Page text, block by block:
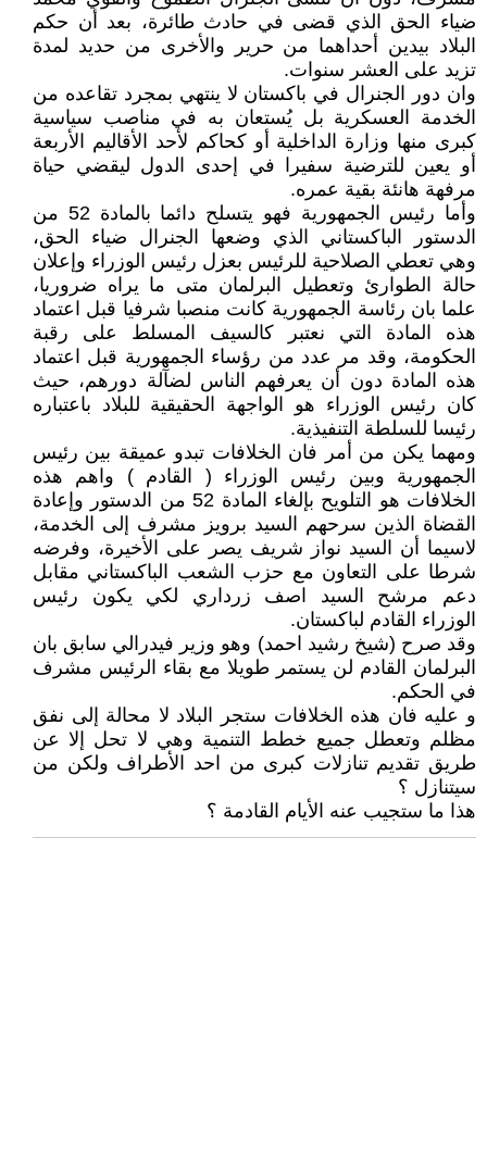
ضياء الحق الذي قضى في حادث طائرة، بعد أن حكم
البلاد بيدين أحداهما من حرير والأخرى من حديد لمدة
تزيد على العشر سنوات.
وان دور الجنرال في باكستان لا ينتهي بمجرد تقاعده من
الخدمة العسكرية بل يُستعان به في مناصب سياسية
كبرى منها وزارة الداخلية أو كحاكم لأحد الأقاليم الأربعة
أو يعين للترضية سفيرا في إحدى الدول ليقضي حياة
مرفهة هانئة بقية عمره.
وأما رئيس الجمهورية فهو يتسلح دائما بالمادة 52 من
الدستور الباكستاني الذي وضعها الجنرال ضياء الحق،
وهي تعطي الصلاحية للرئيس بعزل رئيس الوزراء وإعلان
حالة الطوارئ وتعطيل البرلمان متى ما يراه ضروريا،
علما بان رئاسة الجمهورية كانت منصبا شرفيا قبل اعتماد
هذه المادة التي نعتبر كالسيف المسلط على رقبة
الحكومة، وقد مر عدد من رؤساء الجمهورية قبل اعتماد
هذه المادة دون أن يعرفهم الناس لضآلة دورهم، حيث
كان رئيس الوزراء هو الواجهة الحقيقية للبلاد باعتباره
رئيسا للسلطة التنفيذية.
ومهما يكن من أمر فان الخلافات تبدو عميقة بين رئيس
الجمهورية وبين رئيس الوزراء ( القادم ) واهم هذه
الخلافات هو التلويح بإلغاء المادة 52 من الدستور وإعادة
القضاة الذين سرحهم السيد برويز مشرف إلى الخدمة،
لاسيما أن السيد نواز شريف يصر على الأخيرة، وفرضه
شرطا على التعاون مع حزب الشعب الباكستاني مقابل
دعم مرشح السيد اصف زرداري لكي يكون رئيس
الوزراء القادم لباكستان.
وقد صرح (شيخ رشيد احمد) وهو وزير فيدرالي سابق بان
البرلمان القادم لن يستمر طويلا مع بقاء الرئيس مشرف
في الحكم.
و عليه فان هذه الخلافات ستجر البلاد لا محالة إلى نفق
مظلم وتعطل جميع خطط التنمية وهي لا تحل إلا عن
طريق تقديم تنازلات كبرى من احد الأطراف ولكن من
سيتنازل ؟
هذا ما ستجيب عنه الأيام القادمة ؟